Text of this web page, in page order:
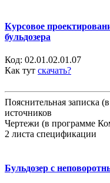
Курсовое
бульдозера
Код: 02.01.02.01.07
Как тут скачать?
Пояснительная записка
источников
Чертежи (в программе
2 листа спецификации
Бульдозер с